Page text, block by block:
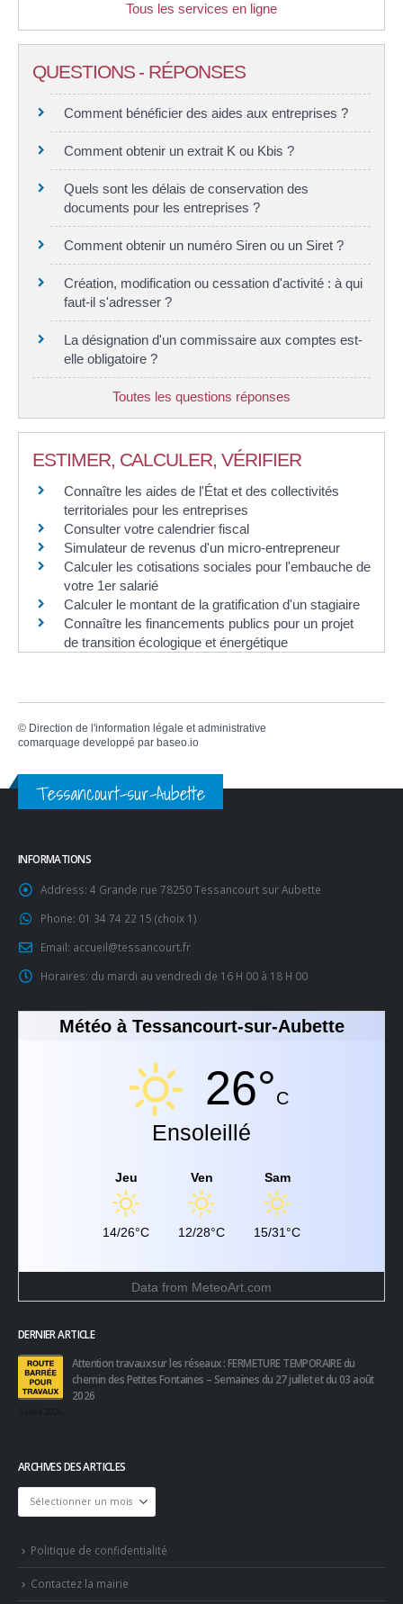
Tous les services en ligne
QUESTIONS - RÉPONSES
Comment bénéficier des aides aux entreprises ?
Comment obtenir un extrait K ou Kbis ?
Quels sont les délais de conservation des
documents pour les entreprises ?
Comment obtenir un numéro Siren ou un Siret ?
Création, modification ou cessation d'activité : à qui
faut-il s'adresser ?
La désignation d'un commissaire aux comptes est-
elle obligatoire ?
Toutes les questions réponses
ESTIMER, CALCULER, VÉRIFIER
Connaître les aides de l'État et des collectivités
territoriales pour les entreprises
Consulter votre calendrier fiscal
Simulateur de revenus d'un micro-entrepreneur
Calculer les cotisations sociales pour l'embauche de
votre 1er salarié
Calculer le montant de la gratification d'un stagiaire
Connaître les financements publics pour un projet
de transition écologique et énergétique
© Direction de l'information légale et administrative
comarquage developpé par baseo.io
Tessancourt-sur-Aubette
INFORMATIONS
Address: 4 Grande rue 78250 Tessancourt sur Aubette
Phone: 01 34 74 22 15 (choix 1)
Email: accueil@tessancourt.fr
Horaires: du mardi au vendredi de 16 H 00 à 18 H 00
Météo à Tessancourt-sur-Aubette
26°C
Ensoleillé
Jeu
14/26°C
Ven
12/28°C
Sam
15/31°C
Data from MeteoArt.com
DERNIER ARTICLE
Attention travaux sur les réseaux : FERMETURE TEMPORAIRE du
chemin des Petites Fontaines – Semaines du 27 juillet et du 03 août
2026
ARCHIVES DES ARTICLES
Archives
des
Politique de confidentialité
Contactez la mairie